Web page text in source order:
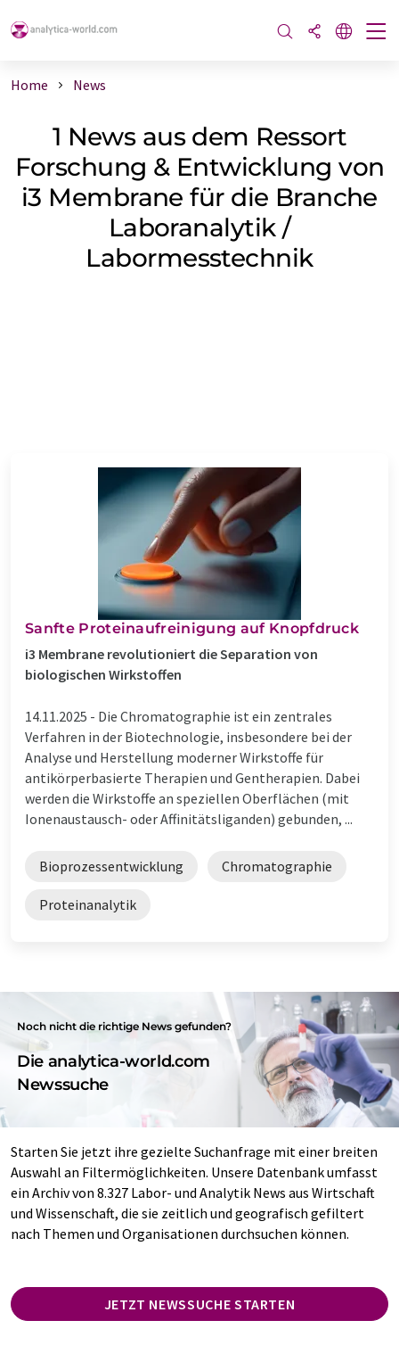
Home News
1 News aus dem Ressort
Forschung & Entwicklung von
i3 Membrane für die Branche
Laboranalytik /
Labormesstechnik
Sanfte Proteinaufreinigung auf Knopfdruck
i3 Membrane revolutioniert die Separation von
biologischen Wirkstoffen
14.11.2025 - Die Chromatographie ist ein zentrales
Verfahren in der Biotechnologie, insbesondere bei der
Analyse und Herstellung moderner Wirkstoffe für
antikörperbasierte Therapien und Gentherapien. Dabei
werden die Wirkstoffe an speziellen Oberflächen (mit
Ionenaustausch- oder Affinitätsliganden) gebunden, ...
Bioprozessentwicklung Chromatographie
Proteinanalytik
Noch nicht die richtige News gefunden?
Die analytica-world.com
Newssuche
Starten Sie jetzt ihre gezielte Suchanfrage mit einer breiten
Auswahl an Filtermöglichkeiten. Unsere Datenbank umfasst
ein Archiv von 8.327 Labor- und Analytik News aus Wirtschaft
und Wissenschaft, die sie zeitlich und geografisch gefiltert
nach Themen und Organisationen durchsuchen können.
JETZT NEWSSUCHE STARTEN